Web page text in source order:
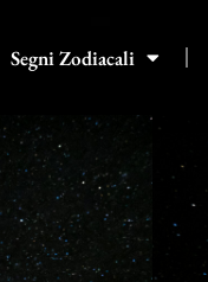
Segni Zodiacali